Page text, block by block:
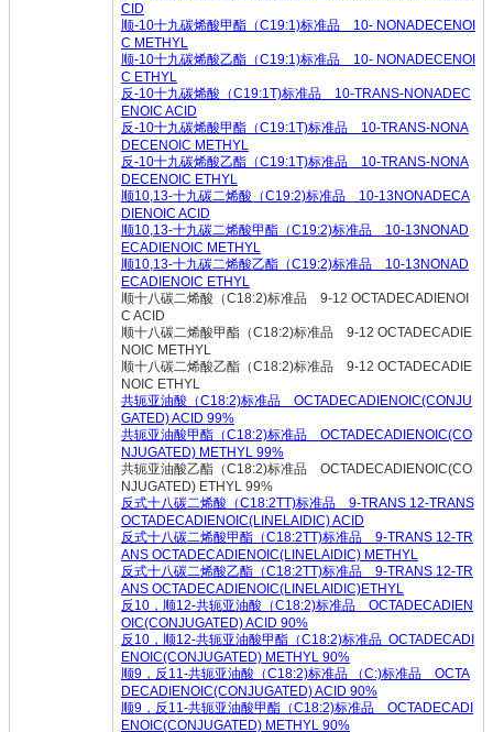
CID
顺-10十九碳烯酸甲酯（C19:1)标准品 10- NONADECENOI
C METHYL
顺-10十九碳烯酸乙酯（C19:1)标准品 10- NONADECENOI
C ETHYL
反-10十九碳烯酸（C19:1T)标准品 10-TRANS-NONADEC
ENOIC ACID
反-10十九碳烯酸甲酯（C19:1T)标准品 10-TRANS-NONA
DECENOIC METHYL
反-10十九碳烯酸乙酯（C19:1T)标准品 10-TRANS-NONA
DECENOIC ETHYL
顺10,13-十九碳二烯酸（C19:2)标准品 10-13NONADECA
DIENOIC ACID
顺10,13-十九碳二烯酸甲酯（C19:2)标准品 10-13NONAD
ECADIENOIC METHYL
顺10,13-十九碳二烯酸乙酯（C19:2)标准品 10-13NONAD
ECADIENOIC ETHYL
顺十八碳二烯酸（C18:2)标准品 9-12 OCTADECADIENOI
C ACID
顺十八碳二烯酸甲酯（C18:2)标准品 9-12 OCTADECADIE
NOIC METHYL
顺十八碳二烯酸乙酯（C18:2)标准品 9-12 OCTADECADIE
NOIC ETHYL
共轭亚油酸（C18:2)标准品 OCTADECADIENOIC(CONJU
GATED) ACID 99%
共轭亚油酸甲酯（C18:2)标准品 OCTADECADIENOIC(CO
NJUGATED) METHYL 99%
共轭亚油酸乙酯（C18:2)标准品 OCTADECADIENOIC(CO
NJUGATED) ETHYL 99%
反式十八碳二烯酸（C18:2TT)标准品 9-TRANS 12-TRANS
OCTADECADIENOIC(LINELAIDIC) ACID
反式十八碳二烯酸甲酯（C18:2TT)标准品 9-TRANS 12-TR
ANS OCTADECADIENOIC(LINELAIDIC) METHYL
反式十八碳二烯酸乙酯（C18:2TT)标准品 9-TRANS 12-TR
ANS OCTADECADIENOIC(LINELAIDIC)ETHYL
反10，顺12-共轭亚油酸（C18:2)标准品 OCTADECADIEN
OIC(CONJUGATED) ACID 90%
反10，顺12-共轭亚油酸甲酯（C18:2)标准品 OCTADECADI
ENOIC(CONJUGATED) METHYL 90%
顺9，反11-共轭亚油酸（C18:2)标准品 （C:)标准品 OCTA
DECADIENOIC(CONJUGATED) ACID 90%
顺9，反11-共轭亚油酸甲酯（C18:2)标准品 OCTADECADI
ENOIC(CONJUGATED) METHYL 90%